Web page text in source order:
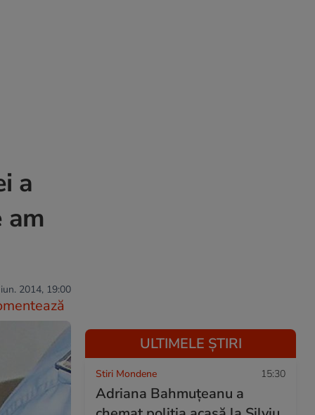
a
am
2014, 19:00
ULTIMELE ȘTIRI
Stiri Mondene 15:30
Adriana Bahmuțeanu a